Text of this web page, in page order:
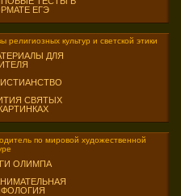
ЕГЭ
религиозных культур и светской этики
ДЛЯ
СВЯТЫХ
по мировой художественной
ОЛИМПА